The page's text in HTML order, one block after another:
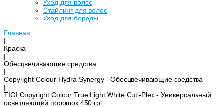
Уход для волос
Стайлинг для волос
Уход для бороды
Главная
|
Краска
|
Обесцвечивающие средства
|
Copyright Colour Hydra Synergy - Обесцвечивающие средства
|
TIGI Copyright Colour True Light White Cuti-Plex - Универсальный
осветляющий порошок 450 гр